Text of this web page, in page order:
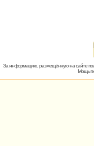
За информацию, размещённую на сайте
Мощь